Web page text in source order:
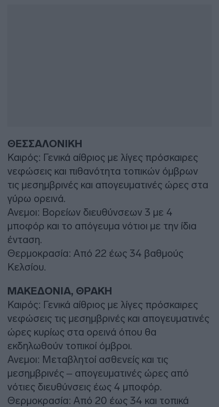
ΘΕΣΣΑΛΟΝΙΚΗ
Καιρός: Γενικά αίθριος με λίγες πρόσκαιρες
νεφώσεις και πιθανότητα τοπικών όμβρων
τις μεσημβρινές και απογευματινές ώρες στα
γύρω ορεινά.
Ανεμοι: Βορείων διευθύνσεων 3 με 4
μποφόρ και το απόγευμα νότιοι με την ίδια
ένταση.
Θερμοκρασία: Από 22 έως 34 βαθμούς
Κελσίου.
ΜΑΚΕΔΟΝΙΑ, ΘΡΑΚΗ
Καιρός: Γενικά αίθριος με λίγες πρόσκαιρες
νεφώσεις τις μεσημβρινές και απογευματινές
ώρες κυρίως στα ορεινά όπου θα
εκδηλωθούν τοπικοί όμβροι.
Ανεμοι: Μεταβλητοί ασθενείς και τις
μεσημβρινές – απογευματινές ώρες από
νότιες διευθύνσεις έως 4 μποφόρ.
Θερμοκρασία: Από 20 έως 34 και τοπικά